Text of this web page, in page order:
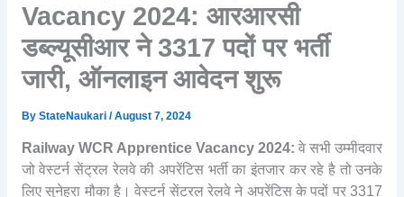
Vacancy 2024: आरआरसी
डब्ल्यूसीआर ने 3317 पदों पर भर्ती
जारी, ऑनलाइन आवेदन शुरू
By StateNaukari /August 7, 2024
Railway WCR Apprentice Vacancy 2024: वे सभी उम्मीदवार
जो वेस्टर्न सेंट्रल रेलवे की अपरेंटिस भर्ती का इंतजार कर रहे है तो उनके
लिए सुनेहरा मौका है। वेस्टर्न सेंट्रल रेलवे ने अपरेंटिस के पदों पर 3317